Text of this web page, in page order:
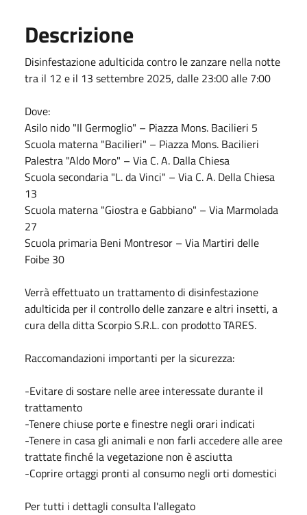
Descrizione
Disinfestazione adulticida contro le zanzare nella notte
tra il 12 e il 13 settembre 2025, dalle 23:00 alle 7:00
Dove:
Asilo nido "Il Germoglio" – Piazza Mons. Bacilieri 5
Scuola materna "Bacilieri" – Piazza Mons. Bacilieri
Palestra "Aldo Moro" – Via C. A. Dalla Chiesa
Scuola secondaria "L. da Vinci" – Via C. A. Della Chiesa
13
Scuola materna "Giostra e Gabbiano" – Via Marmolada
27
Scuola primaria Beni Montresor – Via Martiri delle
Foibe 30
Verrà effettuato un trattamento di disinfestazione
adulticida per il controllo delle zanzare e altri insetti, a
cura della ditta Scorpio S.R.L. con prodotto TARES.
Raccomandazioni importanti per la sicurezza:
-Evitare di sostare nelle aree interessate durante il
trattamento
-Tenere chiuse porte e finestre negli orari indicati
-Tenere in casa gli animali e non farli accedere alle aree
trattate finché la vegetazione non è asciutta
-Coprire ortaggi pronti al consumo negli orti domestici
Per tutti i dettagli consulta l'allegato